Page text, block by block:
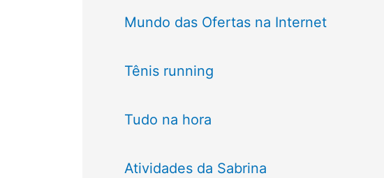
Mundo das Ofertas na Internet
Tênis running
Tudo na hora
Atividades da Sabrina